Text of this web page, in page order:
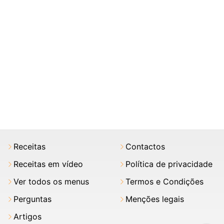
Receitas
Receitas em vídeo
Ver todos os menus
Perguntas
Artigos
Contactos
Política de privacidade
Termos e Condições
Menções legais